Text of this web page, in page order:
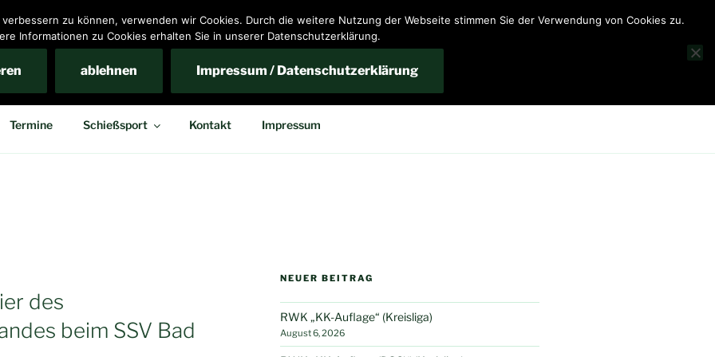
Bennigsen e.V.
Termine Schießsport Kontakt Impressum
des
beim SSV Bad
NEUER BEITRAG
RWK „KK-Auflage“ (Kreisliga)
August 6, 2026
zu können, verwenden wir Cookies. Durch die weitere Nutzung der Webseite stimmen Sie der Verwendung von Cookies zu.
Informationen zu Cookies erhalten Sie in unserer Datenschutzerklärung.
ablehnen Impressum / Datenschutzerklärung